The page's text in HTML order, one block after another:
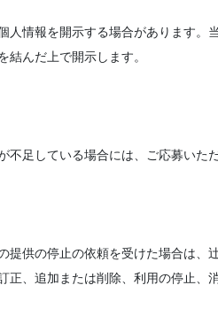
情報を開示する場合があります。
んだ上で開示します。
足している場合には、ご応募いた
供の停止の依頼を受けた場合は、
、追加または削除、利用の停止、